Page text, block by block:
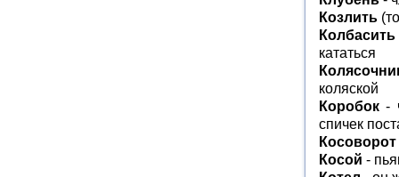
Козлить
Колбасить
кататься
коляской
Коробок -
спичек
Косоворот
Косой -